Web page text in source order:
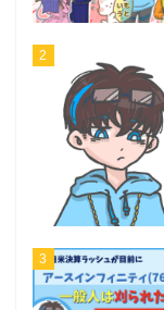
2
3